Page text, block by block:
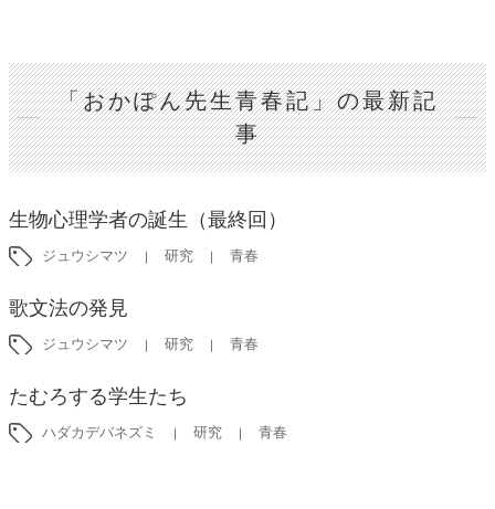
「おかぽん先生青春記」の最新記
事
生物心理学者の誕生（最終回）
ジュウシマツ 研究 青春
歌文法の発見
ジュウシマツ 研究 青春
たむろする学生たち
ハダカデバネズミ 研究 青春